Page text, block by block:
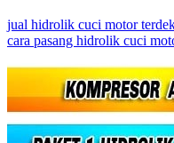
jual hidrolik cuci motor
cara pasang hidrolik cuci